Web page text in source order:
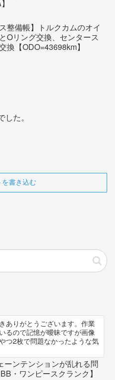
整備帳】トルクカムのオイ
Oリング交換、センタース
換【ODO=43698km】
た。
を書き込む
ありがとうございます。作業
るので記憶が曖昧ですが画像
つ2枚で問題なかったような気
ーンテンションが乱れる問
・ワンピースクランク】